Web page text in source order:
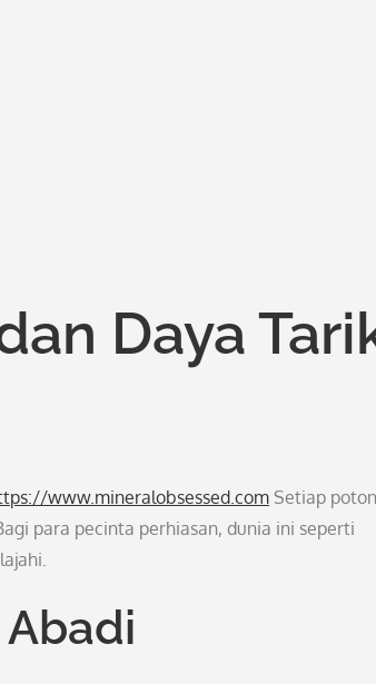
Daya
www.mineralobsessed.com Setiap
para pecinta perhiasan, dunia ini seperti